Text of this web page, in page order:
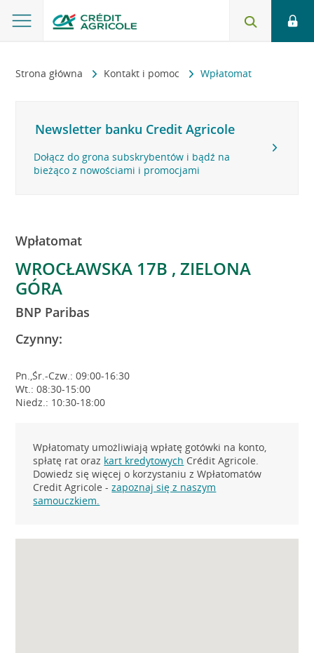
Strona główna Kontakt i pomoc Wpłatomat
Newsletter banku Credit Agricole
Dołącz do grona subskrybentów i bądź na
bieżąco z nowościami i promocjami
Wpłatomat
WROCŁAWSKA 17B , ZIELONA
GÓRA
BNP Paribas
Czynny:
Pn.,Śr.-Czw.: 09:00-16:30
Wt.: 08:30-15:00
Niedz.: 10:30-18:00
Wpłatomaty umożliwiają wpłatę gotówki na konto,
spłatę rat oraz kart kredytowych Crédit Agricole.
Dowiedz się więcej o korzystaniu z Wpłatomatów
Credit Agricole -zapoznaj się z naszym
samouczkiem.